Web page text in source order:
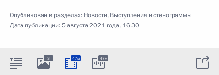
Опубликован в разделах: Новости, Выступления и стенограммы
Дата публикации:5 августа 2021 года, 16:30
3 47м 47м